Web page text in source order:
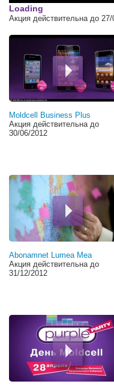
Loading
Акция действительна до 27/
Moldcell Business Plus
Акция действительна до
30/06/2012
Abonamnet Lumea Mea
Акция действительна до
31/12/2012
Страницы